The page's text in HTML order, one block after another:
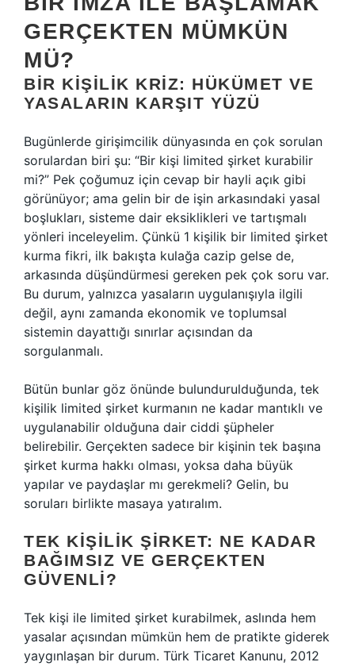
GERÇEKTEN MÜMKÜN
MÜ?
BIR KIŞILIK KRIZ: HÜKÜMET VE
YASALARIN KARŞIT YÜZÜ
Bugünlerde girişimcilik dünyasında en çok sorulan
sorulardan biri şu: “Bir kişi limited şirket kurabilir
mi?” Pek çoğumuz için cevap bir hayli açık gibi
görünüyor; ama gelin bir de işin arkasındaki yasal
boşlukları, sisteme dair eksiklikleri ve tartışmalı
yönleri inceleyelim. Çünkü 1 kişilik bir limited şirket
kurma fikri, ilk bakışta kulağa cazip gelse de,
arkasında düşündürmesi gereken pek çok soru var.
Bu durum, yalnızca yasaların uygulanışıyla ilgili
değil, aynı zamanda ekonomik ve toplumsal
sistemin dayattığı sınırlar açısından da
sorgulanmalı.
Bütün bunlar göz önünde bulundurulduğunda, tek
kişilik limited şirket kurmanın ne kadar mantıklı ve
uygulanabilir olduğuna dair ciddi şüpheler
belirebilir. Gerçekten sadece bir kişinin tek başına
şirket kurma hakkı olması, yoksa daha büyük
yapılar ve paydaşlar mı gerekmeli? Gelin, bu
soruları birlikte masaya yatıralım.
TEK KIŞILIK ŞIRKET: NE KADAR
BAĞIMSIZ VE GERÇEKTEN
GÜVENLI?
Tek kişi ile limited şirket kurabilmek, aslında hem
yasalar açısından mümkün hem de pratikte giderek
yaygınlaşan bir durum. Türk Ticaret Kanunu, 2012